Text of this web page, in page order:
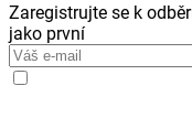
Zaregistrujte se k
jako první